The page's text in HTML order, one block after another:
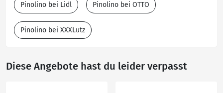
Pinolino bei Lidl Pinolino bei OTTO
Pinolino bei XXXLutz
Diese Angebote hast du leider verpasst